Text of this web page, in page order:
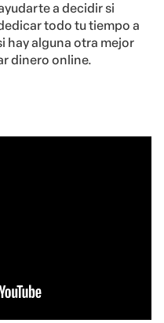
a decidir si
todo tu tiempo a
hay alguna otra mejor
dinero online.